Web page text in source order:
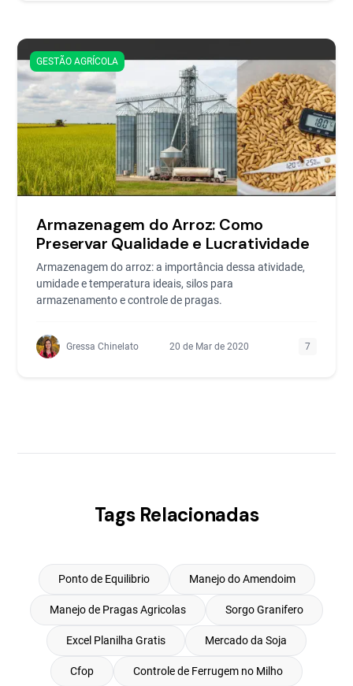
GESTÃO AGRÍCOLA
Armazenagem do Arroz: Como
Preservar Qualidade e Lucratividade
Armazenagem do arroz: a importância dessa atividade,
umidade e temperatura ideais, silos para
armazenamento e controle de pragas.
Gressa Chinelato 20 de Mar de 2020 7
Tags Relacionadas
Ponto de Equilibrio Manejo do Amendoim
Manejo de Pragas Agricolas Sorgo Granifero
Excel Planilha Gratis Mercado da Soja
Cfop Controle de Ferrugem no Milho